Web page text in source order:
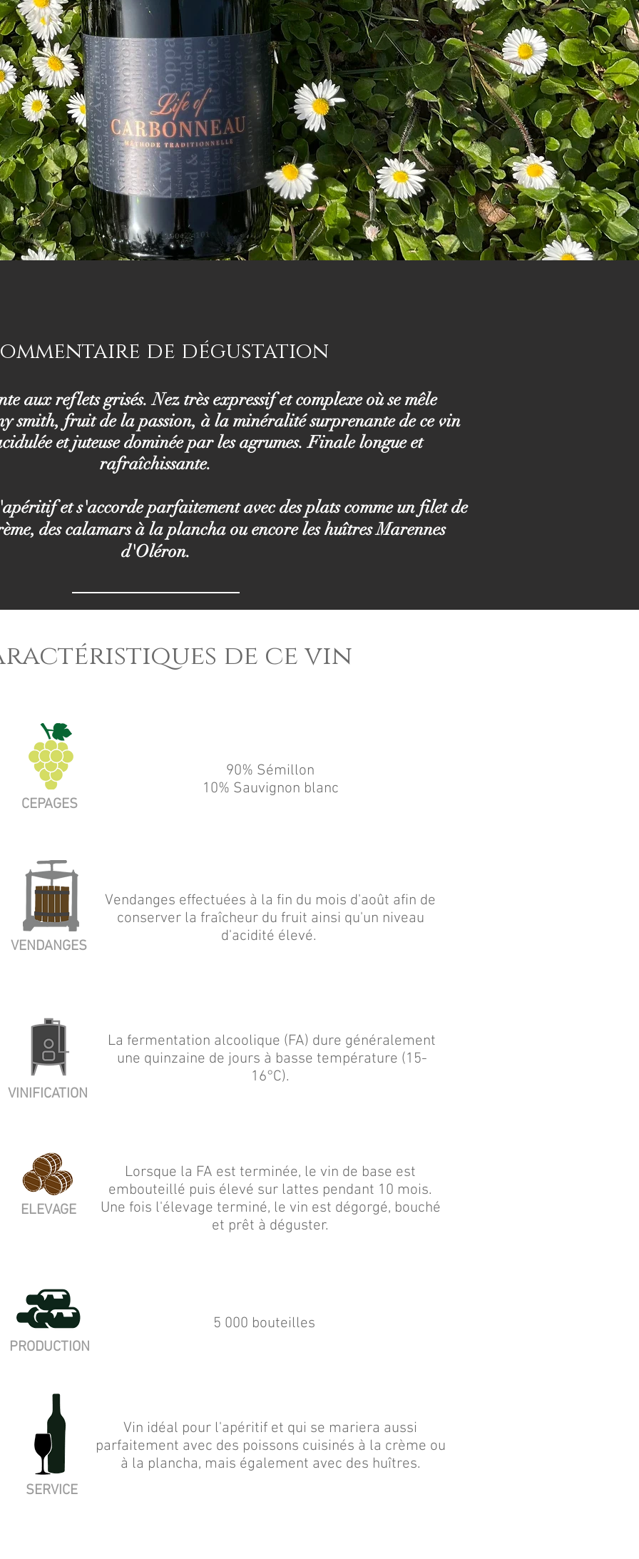
de dégustation
aux reflets grisés. Nez très expressif et complexe où se mêle
smith, fruit de la passion, à la minéralité surprenante de ce vin
et juteuse dominée par les agrumes. Finale longue et
rafraîchissante.
et s'accorde parfaitement avec des plats comme un filet de
des calamars à la plancha ou encore les huîtres Marennes
d'Oléron.
de ce vin
CEPAGES
90% Sémillon
10% Sauvignon blanc
Vendanges effectuées à la fin du mois d'août afin de
conserver la fraîcheur du fruit ainsi qu'un niveau
d'acidité élevé.
VENDANGES
La fermentation alcoolique (FA) dure généralement
une quinzaine de jours à basse température (15-
16°C).
VINIFICATION
ELEVAGE
Lorsque la FA est terminée, le vin de base est
embouteillé puis élevé sur lattes pendant 10 mois.
Une fois l'élevage terminé, le vin est dégorgé, bouché
et prêt à déguster.
PRODUCTION
5 000 bouteilles
Vin idéal pour l'apéritif et qui se mariera aussi
parfaitement avec des poissons cuisinés à la crème ou
à la plancha, mais également avec des huîtres.
SERVICE